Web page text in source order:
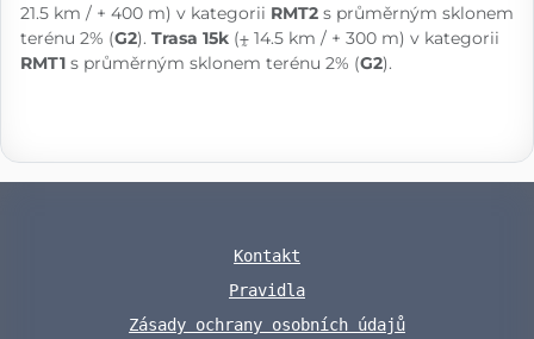
21.5 km / + 400 m) v kategorii RMT2 s průměrným sklonem
terénu 2% (G2). Trasa 15k (⨦ 14.5 km / + 300 m) v kategorii
RMT1 s průměrným sklonem terénu 2% (G2).
Kontakt
Pravidla
Zásady ochrany osobních údajů